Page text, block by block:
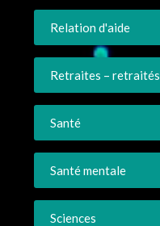
Relation d'aide
Retraites – retraités
Santé
Santé mentale
Sciences